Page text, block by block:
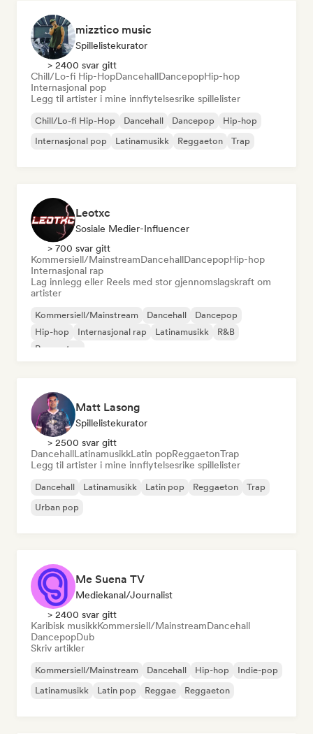
mizztico music
Spillelistekurator
> 2400 svar gitt
Chill/Lo-fi Hip-HopDancehallDancepopHip-hop
Internasjonal pop
Legg til artister i mine innflytelsesrike spillelister
Chill/Lo-fi Hip-Hop Dancehall Dancepop
Hip-hop
Internasjonal pop
Latinamusikk Reggaeton Trap
Leotxc
Sosiale Medier-Influencer
> 700 svar gitt
Kommersiell/MainstreamDancehallDancepopHip-hop
Internasjonal rap
Lag innlegg eller Reels med stor gjennomslagskraft om
artister
Kommersiell/Mainstream Dancehall
Dancepop
Hip-hop
Internasjonal rap Latinamusikk
R&B
Reggaeton
Matt Lasong
Spillelistekurator
> 2500 svar gitt
DancehallLatinamusikkLatin popReggaetonTrap
Legg til artister i mine innflytelsesrike spillelister
Dancehall Latinamusikk Latin pop Reggaeton
Trap
Urban pop
Me Suena TV
Mediekanal/journalist
> 2400 svar gitt
Karibisk musikkKommersiell/MainstreamDancehall
DancepopDub
Skriv artikler
Kommersiell/Mainstream Dancehall Hip-hop
Indie-pop
Latinamusikk
Latin pop Reggae Reggaeton